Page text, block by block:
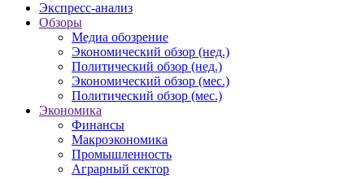
Экспресс-анализ
Обзоры
Медиа обозрение
Экономический обзор (нед.)
Политический обзор (нед.)
Экономический обзор (мес.)
Политический обзор (мес.)
Экономика
Финансы
Макроэкономика
Промышленность
Аграрный сектор